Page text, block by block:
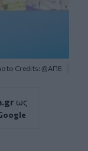
Credits: @ΑΠΕ
ως